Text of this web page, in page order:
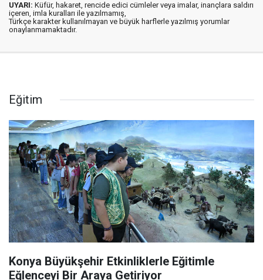
UYARI: Küfür, hakaret, rencide edici cümleler veya imalar, inançlara saldırı
içeren, imla kuralları ile yazılmamış,
Türkçe karakter kullanılmayan ve büyük harflerle yazılmış yorumlar
onaylanmamaktadır.
Eğitim
Konya Büyükşehir Etkinliklerle Eğitimle
Eğlenceyi Bir Araya Getiriyor